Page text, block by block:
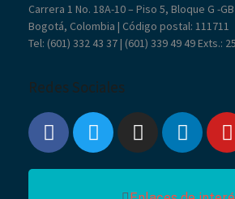
Carrera 1 No. 18A-10 – Piso 5, Bloque G -GB
Bogotá, Colombia | Código postal: 111711
Tel: (601) 332 43 37 | (601) 339 49 49 Exts.:
Redes Sociales